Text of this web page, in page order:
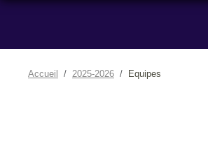
Accueil 2025-2026 Equipes